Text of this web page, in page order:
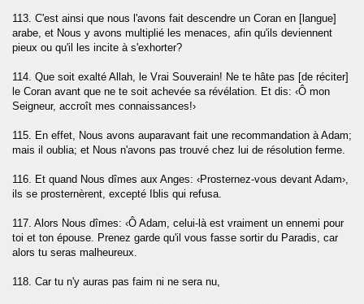
113. C'est ainsi que nous l'avons fait descendre un Coran en [langue]
arabe, et Nous y avons multiplié les menaces, afin qu'ils deviennent
pieux ou qu'il les incite à s'exhorter?
114. Que soit exalté Allah, le Vrai Souverain! Ne te hâte pas [de réciter]
le Coran avant que ne te soit achevée sa révélation. Et dis: ‹Ô mon
Seigneur, accroît mes connaissances!›
115. En effet, Nous avons auparavant fait une recommandation à Adam;
mais il oublia; et Nous n'avons pas trouvé chez lui de résolution ferme.
116. Et quand Nous dîmes aux Anges: ‹Prosternez-vous devant Adam›,
ils se prosternèrent, excepté Iblis qui refusa.
117. Alors Nous dîmes: ‹Ô Adam, celui-là est vraiment un ennemi pour
toi et ton épouse. Prenez garde qu'il vous fasse sortir du Paradis, car
alors tu seras malheureux.
118. Car tu n'y auras pas faim ni ne sera nu,